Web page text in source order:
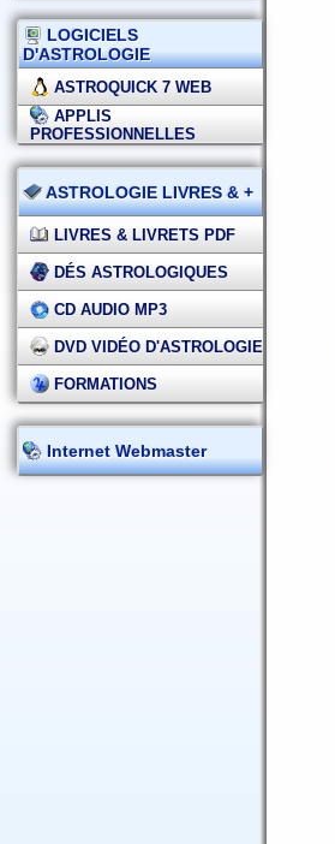
LOGICIELS
D'ASTROLOGIE
ASTROQUICK 7 WEB
APPLIS
PROFESSIONNELLES
ASTROLOGIE LIVRES & +
LIVRES & LIVRETS PDF
DÉS ASTROLOGIQUES
CD AUDIO MP3
DVD VIDÉO D'ASTROLOGIE
FORMATIONS
Internet Webmaster